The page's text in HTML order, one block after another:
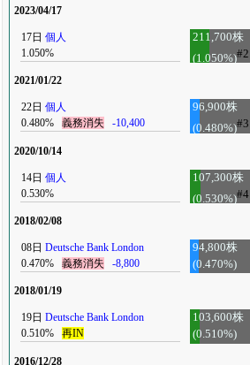
2023/04/17
17日 個人
1.050%
211,700株
(1.050%)#2
2021/01/22
22日 個人
0.480%
義務消失 -10,400
96,900株
(0.480%)#3
2020/10/14
14日 個人
0.530%
107,300株
(0.530%)#4
2018/02/08
08日 Deutsche Bank London
0.470%
義務消失 -8,800
94,800株
(0.470%)
2018/01/19
19日 Deutsche Bank London
0.510%
再IN
103,600株
(0.510%)
2016/12/28